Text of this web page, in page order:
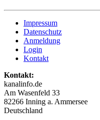
Impressum
Datenschutz
Anmeldung
Login
Kontakt
Kontakt:
kanalinfo.de
Am Wasenfeld 33
82266 Inning a. Ammersee
Deutschland